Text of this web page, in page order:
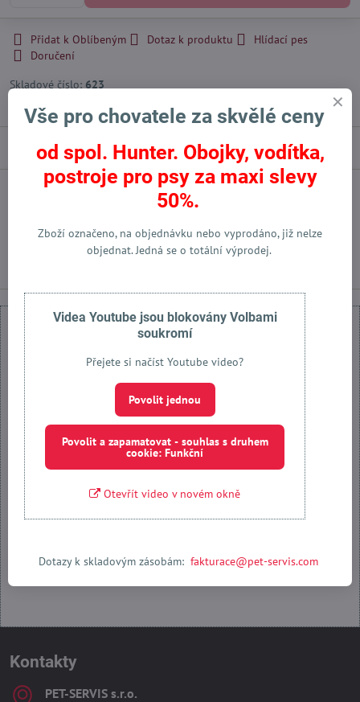
Přidat k Oblíbeným Dotaz k produktu
Hlídací pes
Doručení
Skladové číslo: 623
Popis
BlueskyPinterestReddit
Předchozí produkt Následující produkt
Externí obsah je blokován Volbami soukromí
Přejete si načíst externí obsah?
Povolit jednou
Povolit a zapamatovat - souhlas s druhem cookie: Funkční
Kontakty
PET-SERVIS s​.r​.o​.
Vše pro chovatele za skvělé ceny
od spol. Hunter. Obojky, vodítka,
postroje pro psy za maxi slevy
50%.
Zboží označeno, na objednávku nebo vyprodáno, již nelze
objednat. Jedná se o totální výprodej.
Videa Youtube jsou blokovány Volbami
soukromí
Přejete si načíst Youtube video?
Povolit jednou
Povolit a zapamatovat - souhlas s druhem
cookie: Funkční
Otevřít video v novém okně
Dotazy k skladovým zásobám:fakturace@pet-servis.com